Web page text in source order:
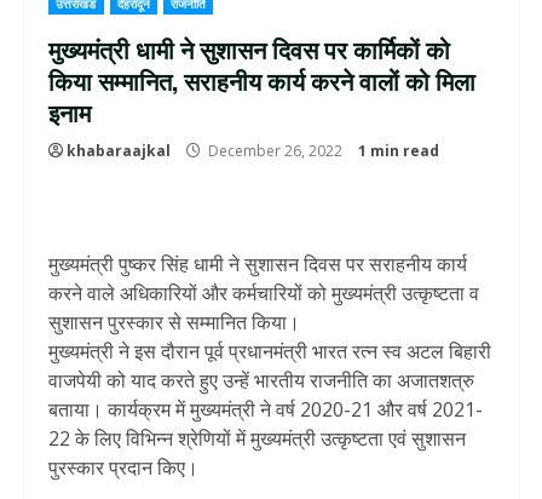
मुख्यमंत्री धामी ने सुशासन दिवस पर कार्मिकों को
किया सम्मानित, सराहनीय कार्य करने वालों को मिला
इनाम
khabaraajkal December 26, 2022 1 min read
मुख्यमंत्री पुष्कर सिंह धामी ने सुशासन दिवस पर सराहनीय कार्य
करने वाले अधिकारियों और कर्मचारियों को मुख्यमंत्री उत्कृष्टता व
सुशासन पुरस्कार से सम्मानित किया।
मुख्यमंत्री ने इस दौरान पूर्व प्रधानमंत्री भारत रत्न स्व अटल बिहारी
वाजपेयी को याद करते हुए उन्हें भारतीय राजनीति का अजातशत्रु
बताया। कार्यक्रम में मुख्यमंत्री ने वर्ष 2020-21 और वर्ष 2021-
22 के लिए विभिन्न श्रेणियों में मुख्यमंत्री उत्कृष्टता एवं सुशासन
पुरस्कार प्रदान किए।